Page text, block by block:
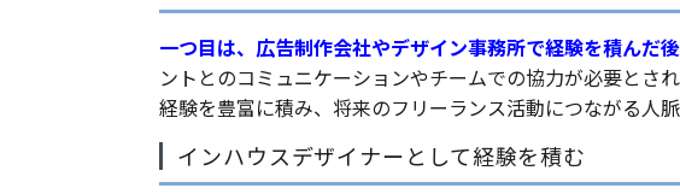
一つ目は、広告制作会社やデザイン事務所で経験を積んだ
ントとのコミュニケーションやチームでの協力が必要とさ
経験を豊富に積み、将来のフリーランス活動につながる人脈
インハウスデザイナーとして経験を積む